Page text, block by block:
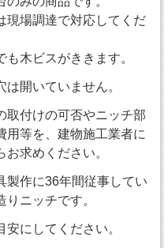
現場調達で対応してくだ
木ビスがききます。
は開いていません。
取付けの可否やニッチ部
用等を、建物施工業者に
求めください。
製作に36年間従事してい
ニッチです。
安にしてください。